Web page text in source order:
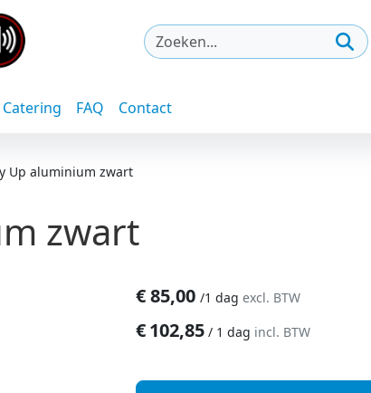
Catering FAQ Contact
Up aluminium zwart
zwart
€85,00 /1 dag excl. BTW
€102,85 / 1 dag incl. BTW